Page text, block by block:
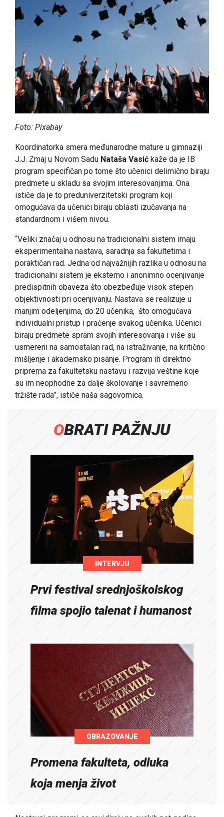
Foto: Pixabay
Koordinatorka smera međunarodne mature u gimnaziji
J.J. Zmaj u Novom Sadu Nataša Vasić kaže da je IB
program specifičan po tome što učenici delimično biraju
predmete u skladu sa svojim interesovanjima. Ona
ističe da je to preduniverzitetski program koji
omogućava da učenici biraju oblasti izučavanja na
standardnom i višem nivou.
“Veliki značaj u odnosu na tradicionalni sistem imaju
eksperimentalna nastava, saradnja sa fakultetima i
poraktičan rad. Jedna od najvažnijih razlika u odnosu na
tradicionalni sistem je eksterno i anonimno ocenjivanje
predispitnih obaveza što obezbeđuje visok stepen
objektivnosti pri ocenjivanju. Nastava se realizuje u
manjim odeljenjima, do 20 učenika, što omogućava
individualni pristup i praćenje svakog učenika. Učenici
biraju predmete spram svojih interesovanja i više su
usmereni na samostalan rad, na istraživanje, na kritično
mišljenje i akademsko pisanje. Program ih direktno
priprema za fakultetsku nastavu i razvija veštine koje
su im neophodne za dalje školovanje i savremeno
tržište rada”, ističe naša sagovornica.
OBRATI PAŽNJU
INTERVJU
Prvi festival srednjoškolskog
filma spojio talenat i humanost
OBRAZOVANJE
Promena fakulteta, odluka
koja menja život